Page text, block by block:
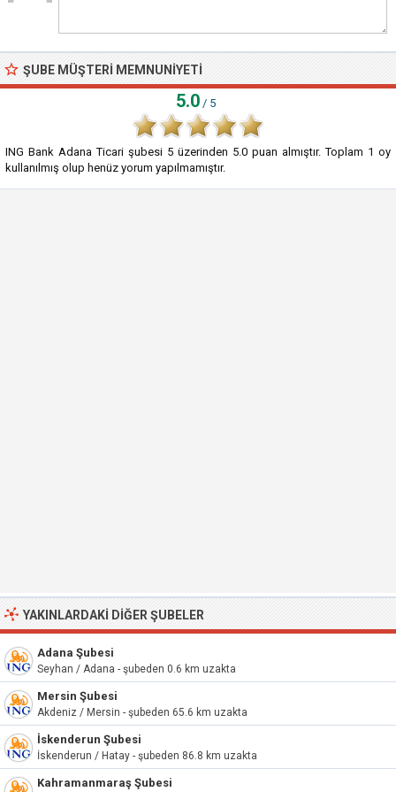
ŞUBE MÜŞTERI MEMNUNIYETI
5.0 / 5
ING Bank Adana Ticari şubesi 5 üzerinden 5.0 puan almıştır. Toplam 1 oy
kullanılmış olup henüz yorum yapılmamıştır.
YAKINLARDAKI DIĞER ŞUBELER
Adana Şubesi
Seyhan / Adana - şubeden 0.6 km uzakta
Mersin Şubesi
Akdeniz / Mersin - şubeden 65.6 km uzakta
İskenderun Şubesi
İskenderun / Hatay - şubeden 86.8 km uzakta
Kahramanmaraş Şubesi